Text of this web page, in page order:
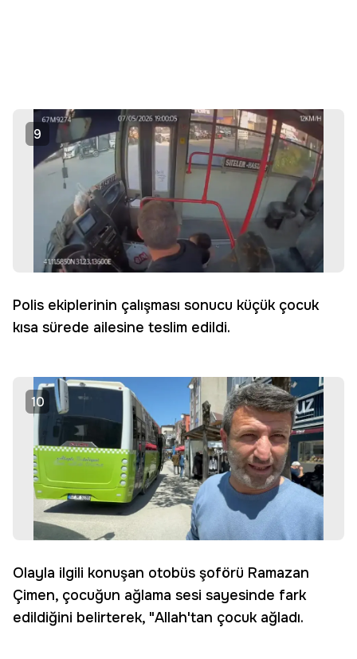
9
Polis ekiplerinin çalışması sonucu küçük çocuk
kısa sürede ailesine teslim edildi.
10
Olayla ilgili konuşan otobüs şoförü Ramazan
Çimen, çocuğun ağlama sesi sayesinde fark
edildiğini belirterek, "Allah'tan çocuk ağladı.